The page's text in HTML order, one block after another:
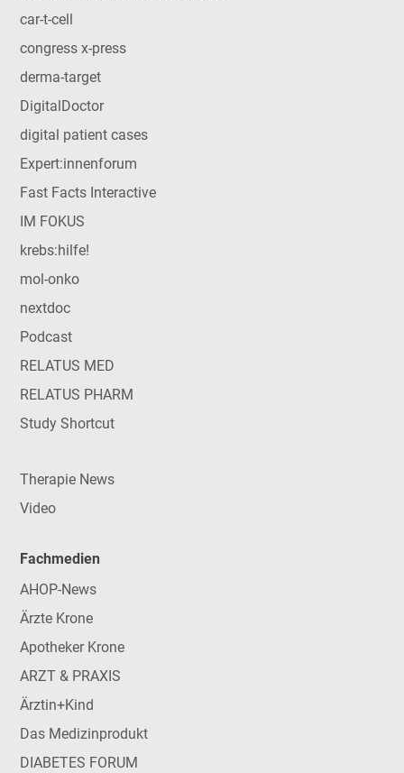
car-t-cell
congress x-press
derma-target
DigitalDoctor
digital patient cases
Expert:innenforum
Fast Facts Interactive
IM FOKUS
krebs:hilfe!
mol-onko
nextdoc
Podcast
RELATUS MED
RELATUS PHARM
Study Shortcut
Therapie News
Video
Fachmedien
AHOP-News
Ärzte Krone
Apotheker Krone
ARZT & PRAXIS
Ärztin+Kind
Das Medizinprodukt
DIABETES FORUM